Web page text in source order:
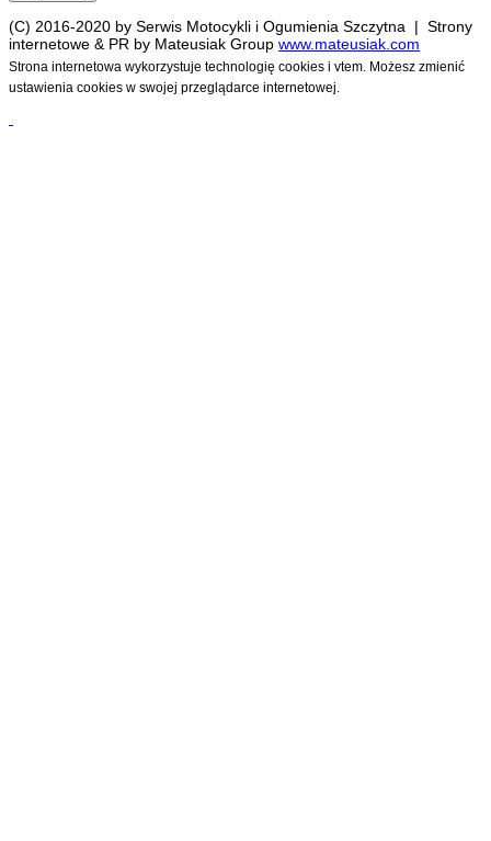
(C) 2016-2020 by Serwis Motocykli i Ogumienia Szczytna | Strony
internetowe & PR by Mateusiak Group www.mateusiak.com
Strona internetowa wykorzystuje technologię cookies i vtem. Możesz zmienić
ustawienia cookies w swojej przeglądarce internetowej.